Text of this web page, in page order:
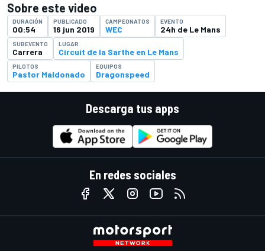
Sobre este video
DURACIÓN
00:54
PUBLICADO
16 jun 2019
CAMPEONATOS
WEC
EVENTO
24h de Le Mans
SUBEVENTO
Carrera
LUGAR
Circuit de la Sarthe en Le Mans
PILOTOS
Pastor Maldonado
EQUIPOS
Dragonspeed
Descarga tus apps
En redes sociales